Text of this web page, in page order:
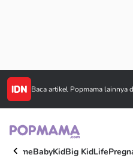
Baca artikel Popmama lainnya
HomeBabyKidBig KidLife